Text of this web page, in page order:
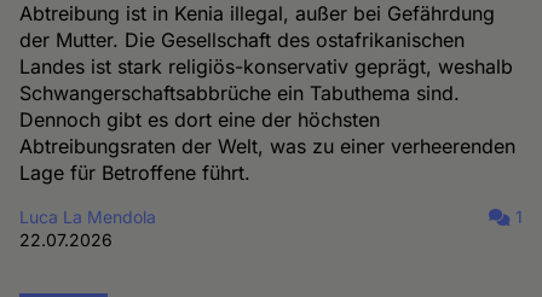
Abtreibung ist in Kenia illegal, außer bei Gefährdung
der Mutter. Die Gesellschaft des ostafrikanischen
Landes ist stark religiös-konservativ geprägt, weshalb
Schwangerschaftsabbrüche ein Tabuthema sind.
Dennoch gibt es dort eine der höchsten
Abtreibungsraten der Welt, was zu einer verheerenden
Lage für Betroffene führt.
Luca La Mendola
22.07.2026
1